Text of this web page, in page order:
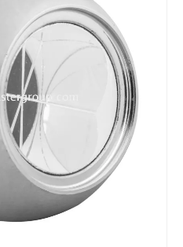
แผ่นสะท้อนเลเซอร์ติดตาม (100 มม.,5')